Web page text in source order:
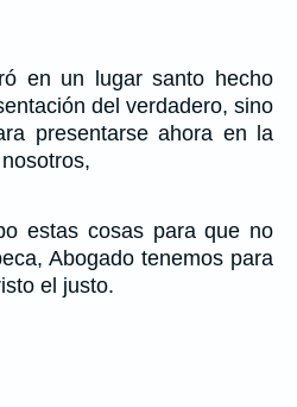
en un lugar santo hecho
del verdadero, sino
presentarse ahora en la
estas cosas para que no
Abogado tenemos para
el justo.